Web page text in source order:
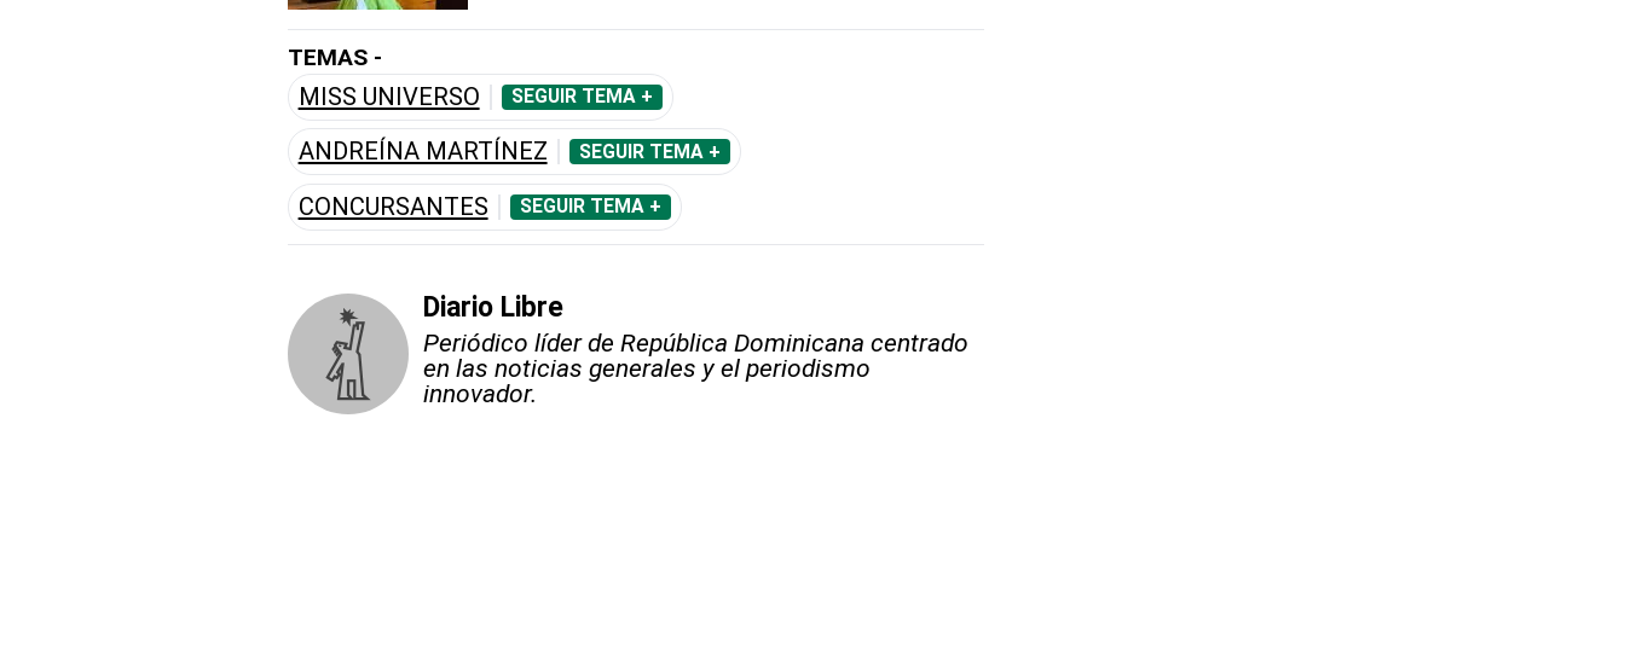
TEMAS -
MISS UNIVERSO SEGUIR TEMA +
ANDREÍNA MARTÍNEZ SEGUIR TEMA +
CONCURSANTES SEGUIR TEMA +
Diario Libre
Periódico líder de República Dominicana centrado
en las noticias generales y el periodismo
innovador.